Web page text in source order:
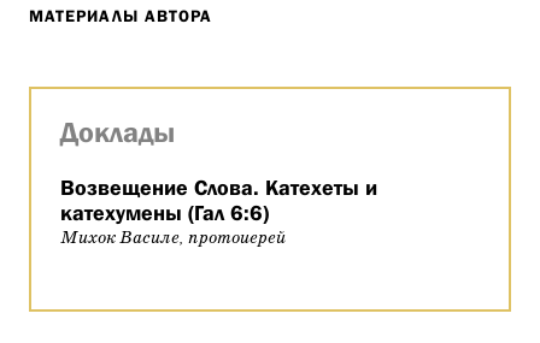
МАТЕРИАЛЫ АВТОРА
Доклады
Возвещение Слова. Катехеты и
катехумены (Гал 6:6)
Михок Василе, протоиерей